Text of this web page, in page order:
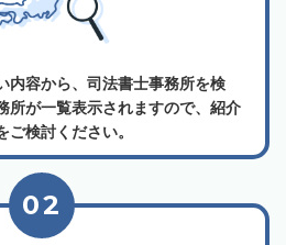
内容から、司法書士事務所を検
所が一覧表示されますので、紹介
検討ください。
02